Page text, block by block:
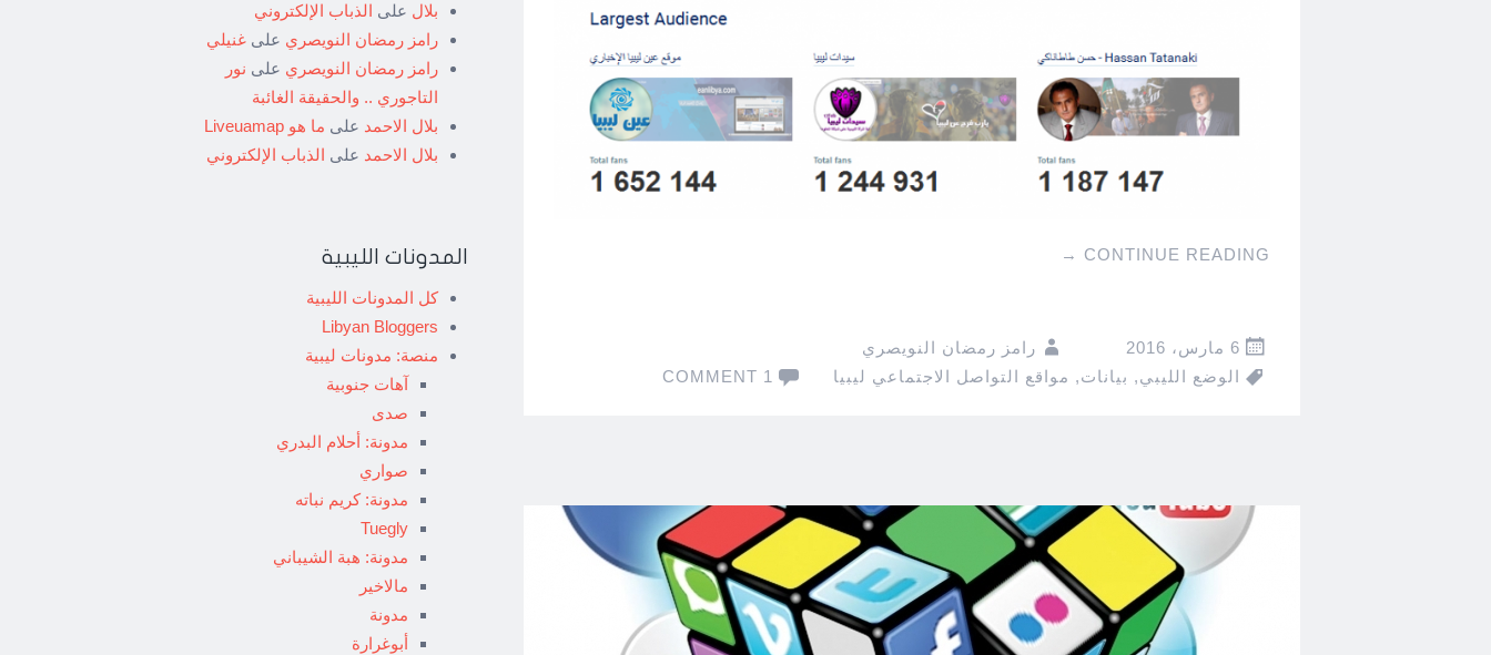
CONTINUE READING
→
6 مارس، 2016
رامز رمضان النويصري
الوضع الليبي, بيانات, مواقع التواصل الاجتماعي ليبيا 1 COMMENT
بلال على الذباب الإلكتروني
رامز رمضان النويصري على غنيلي
رامز رمضان النويصري على نور
التاجوري .. والحقيقة الغائبة
بلال الاحمد على ما هو Liveuamap
بلال الاحمد على الذباب الإلكتروني
المدونات الليبية
كل المدونات الليبية
Libyan Bloggers
منصة: مدونات ليبية
آهات جنوبية
صدى
مدونة: أحلام البدري
صواري
مدونة: كريم نباته
Tuegly
مدونة: هبة الشيباني
مالاخير
مدونة
أبوغرارة